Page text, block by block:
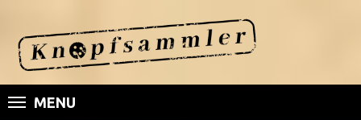
MENU